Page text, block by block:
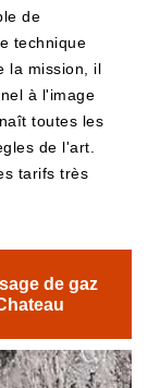
de
technique
la mission, il
à l'image
toutes les
de l'art.
tarifs très
de gaz